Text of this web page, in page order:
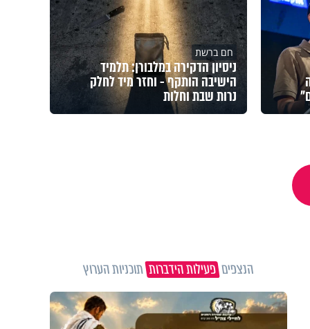
חם ברשת
ניסיון הדקירה במלבורן: תלמיד
הישיבה הותקף - וחזר מיד לחלק
נרות שבת וחלות
הנצפיםפעילות הידברותתוכניות הערוץ